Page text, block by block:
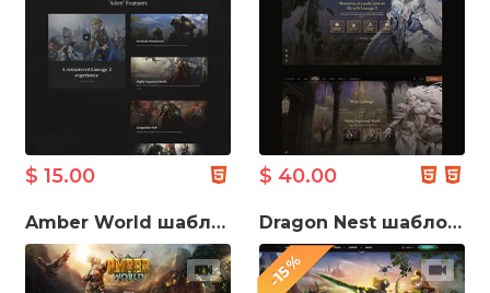
$ 15.00 $ 40.00
Amber World шаблон ігрового сайту
-15%
Dragon Nest шаблон ігрового сайту